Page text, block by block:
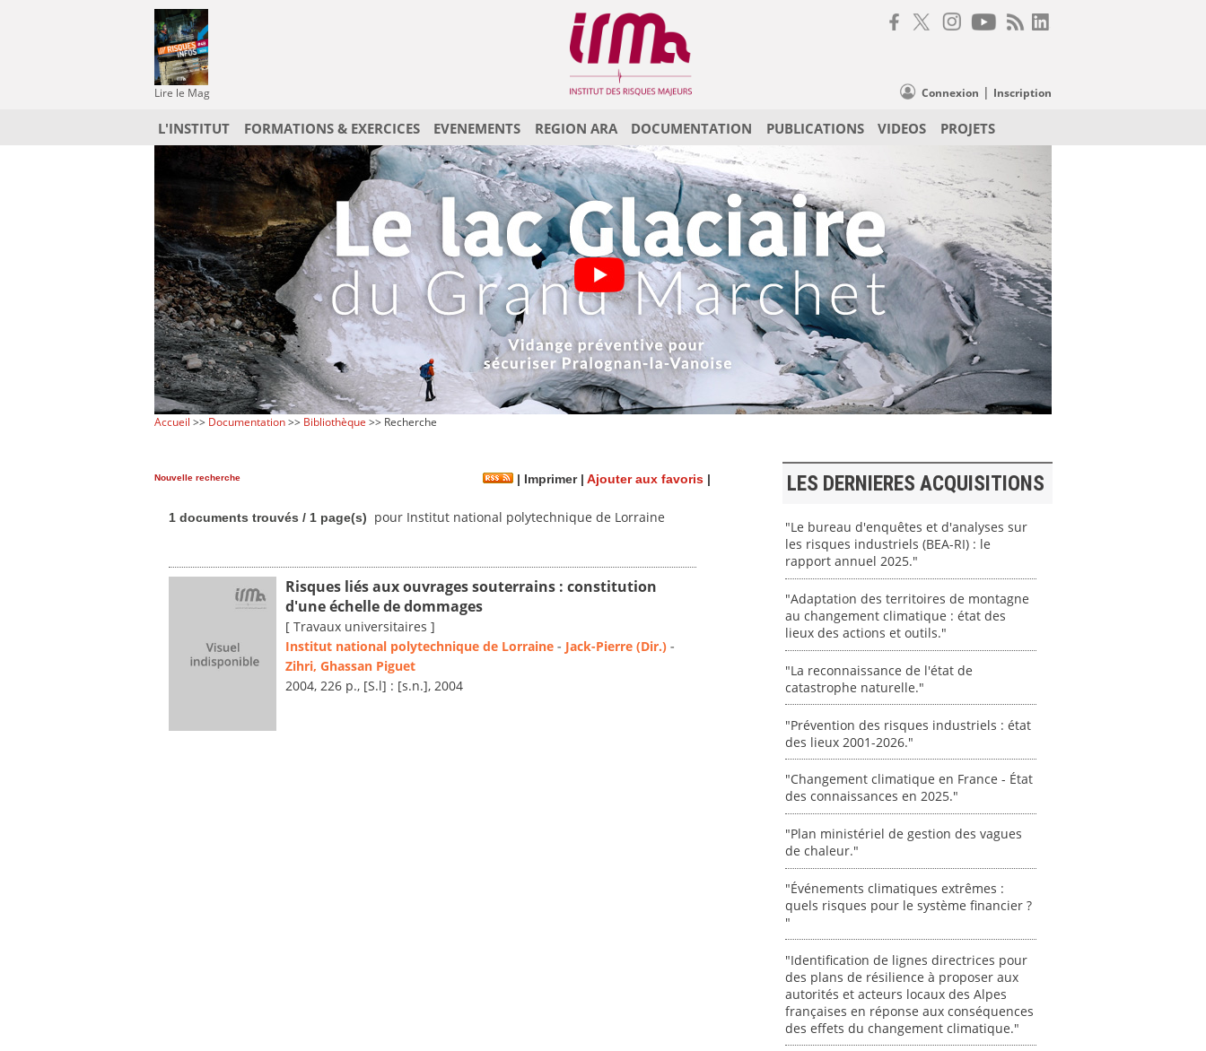
Lire le Mag Connexion | Inscription
L'INSTITUT FORMATIONS & EXERCICES EVENEMENTS REGION ARA DOCUMENTATION PUBLICATIONS VIDEOS PROJETS
Accueil >> Documentation>> Bibliothèque >> Recherche
Nouvelle recherche | Imprimer| Ajouter aux favoris |
1 documents trouvés / 1 page(s) pour Institut national polytechnique de Lorraine
Risques liés aux ouvrages souterrains : constitution
d'une échelle de dommages
[ Travaux universitaires ]
Institut national polytechnique de Lorraine - Jack-Pierre (Dir.) -
Zihri, Ghassan Piguet
2004, 226 p., [S.l] : [s.n.], 2004
LES DERNIERES ACQUISITIONS
"Le bureau d'enquêtes et d'analyses sur
les risques industriels (BEA-RI) : le
rapport annuel 2025."
"Adaptation des territoires de montagne
au changement climatique : état des
lieux des actions et outils."
"La reconnaissance de l'état de
catastrophe naturelle."
"Prévention des risques industriels : état
des lieux 2001-2026."
"Changement climatique en France - État
des connaissances en 2025."
"Plan ministériel de gestion des vagues
de chaleur."
"Événements climatiques extrêmes :
quels risques pour le système financier ?
"
"Identification de lignes directrices pour
des plans de résilience à proposer aux
autorités et acteurs locaux des Alpes
françaises en réponse aux conséquences
des effets du changement climatique."